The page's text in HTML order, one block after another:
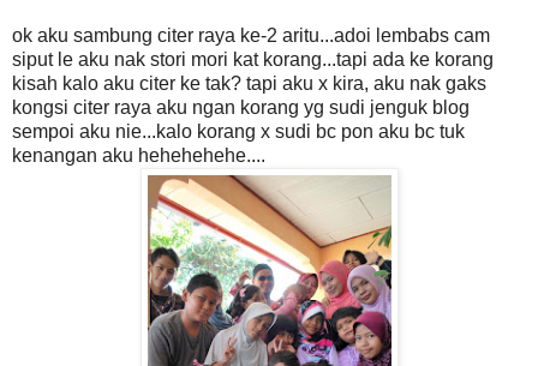
ok aku sambung citer raya ke-2 aritu...adoi lembabs cam
siput le aku nak stori mori kat korang...tapi ada ke korang
kisah kalo aku citer ke tak? tapi aku x kira, aku nak gaks
kongsi citer raya aku ngan korang yg sudi jenguk blog
sempoi aku nie...kalo korang x sudi bc pon aku bc tuk
kenangan aku hehehehehe....